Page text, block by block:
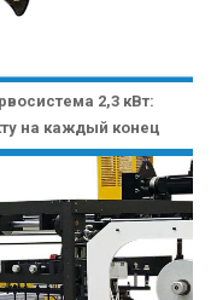
2,3 кВт:
на каждый конец